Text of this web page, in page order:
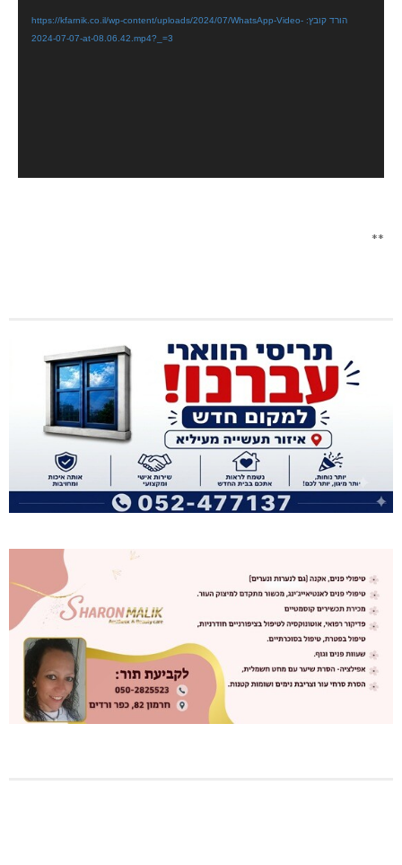
הורד קובץ: https://kfarnik.co.il/wp-content/uploads/2024/07/WhatsApp-Video-
2024-07-07-at-08.06.42.mp4?_=3
**